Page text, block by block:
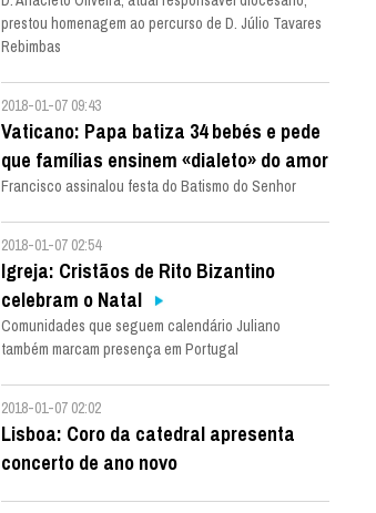
prestou homenagem ao percurso de D. Júlio Tavares
Rebimbas
2018-01-07 09:43
Vaticano: Papa batiza 34 bebés e pede
que famílias ensinem «dialeto» do amor
Francisco assinalou festa do Batismo do Senhor
2018-01-07 02:54
Igreja: Cristãos de Rito Bizantino
celebram o Natal
Comunidades que seguem calendário Juliano
também marcam presença em Portugal
2018-01-07 02:02
Lisboa: Coro da catedral apresenta
concerto de ano novo